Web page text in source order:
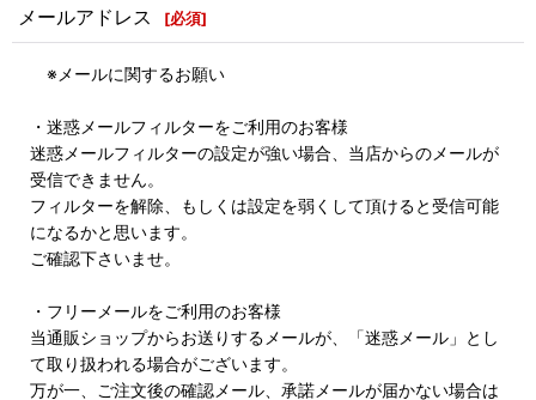
メールアドレス [必須]
※メールに関するお願い
・迷惑メールフィルターをご利用のお客様
迷惑メールフィルターの設定が強い場合、当店からのメールが
受信できません。
フィルターを解除、もしくは設定を弱くして頂けると受信可能
になるかと思います。
ご確認下さいませ。
・フリーメールをご利用のお客様
当通販ショップからお送りするメールが、「迷惑メール」とし
て取り扱われる場合がございます。
万が一、ご注文後の確認メール、承諾メールが届かない場合は